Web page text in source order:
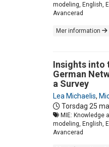
modeling, English,
Avancerad
Mer information
Insights into
German
a Survey
Lea Michaelis,
Torsdag 25
MIE: Knowledge
modeling, English,
Avancerad